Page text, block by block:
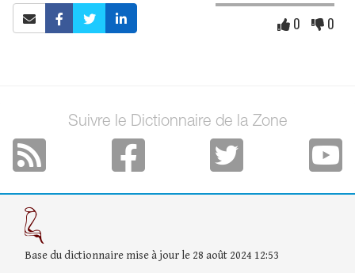
0 0
Suivre le Dictionnaire de la Zone
Base du dictionnaire mise à jour le 28 août 2024 12:53